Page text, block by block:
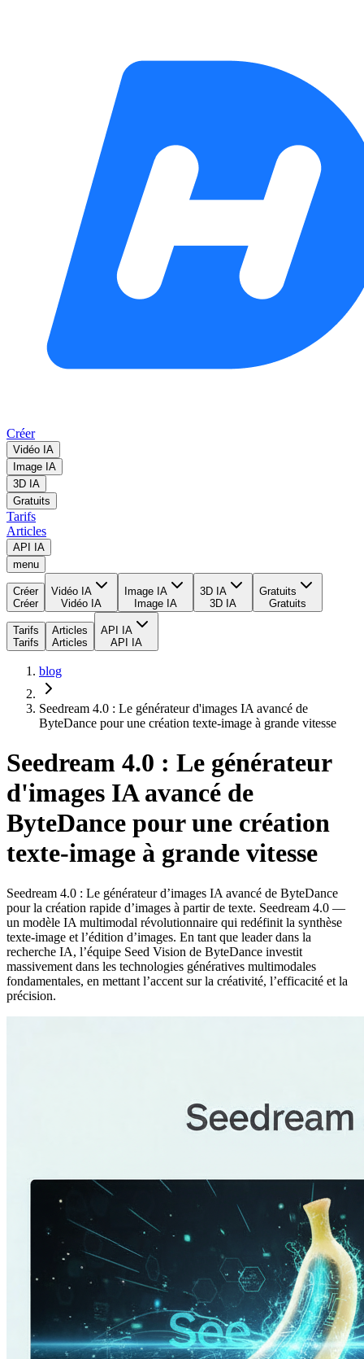
Créer
Vidéo IA
Image IA
3D IA
Gratuits
Tarifs
Articles
API IA
menu
Créer
Créer
Vidéo IA
Vidéo IA
Image IA
Image IA
3D IA
3D IA
Gratuits
Gratuits
Tarifs
Tarifs
Articles
Articles
API IA
API IA
blog
Seedream 4.0 : Le générateur d'images IA avancé de
ByteDance pour une création texte-image à grande vitesse
Seedream 4.0 : Le générateur
d'images IA avancé de
ByteDance pour une création
texte-image à grande vitesse
Seedream 4.0 : Le générateur d’images IA avancé de ByteDance
pour la création rapide d’images à partir de texte. Seedream 4.0 —
un modèle IA multimodal révolutionnaire qui redéfinit la synthèse
texte-image et l’édition d’images. En tant que leader dans la
recherche IA, l’équipe Seed Vision de ByteDance investit
massivement dans les technologies génératives multimodales
fondamentales, en mettant l’accent sur la créativité, l’efficacité et la
précision.